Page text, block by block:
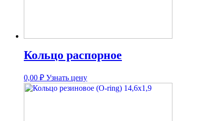
Кольцо распорное
0,00 ₽ Узнать цену